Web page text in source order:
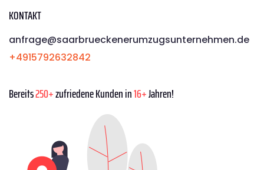
KONTAKT
anfrage@saarbrueckenerumzugsunternehmen.de
+4915792632842
Bereits250+zufriedene Kunden in16+Jahren!